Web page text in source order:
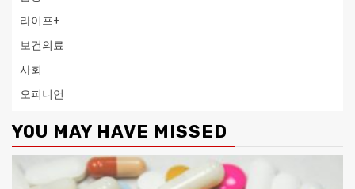
라이프+
보건의료
사회
오피니언
YOU MAY HAVE MISSED